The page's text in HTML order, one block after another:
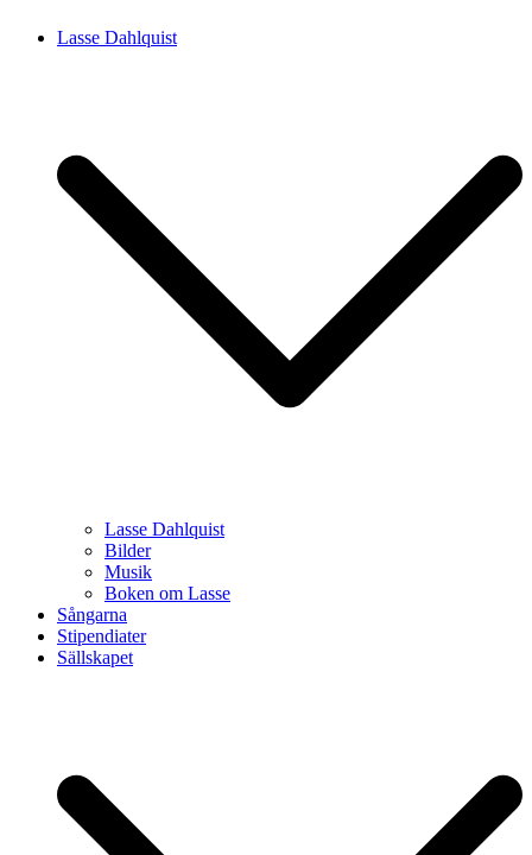
Lasse Dahlquist
Lasse Dahlquist
Bilder
Musik
Boken om Lasse
Sångarna
Stipendiater
Sällskapet